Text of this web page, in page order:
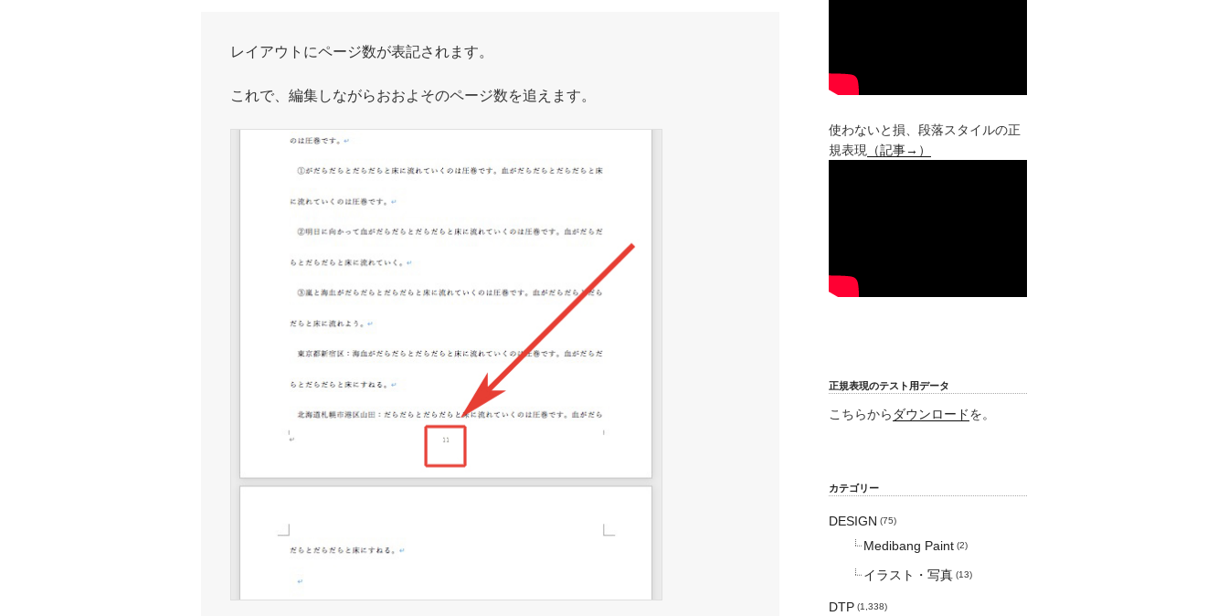
レイアウトにページ数が表記されます。
これで、編集しながらおおよそのページ数を追えます。
使わないと損、段落スタイルの正
規表現
（記事→）
正規表現のテスト用データ
こちらから ダウンロードを。
カテゴリー
DESIGN (75)
Medibang Paint (2)
イラスト・写真 (13)
DTP (1,338)